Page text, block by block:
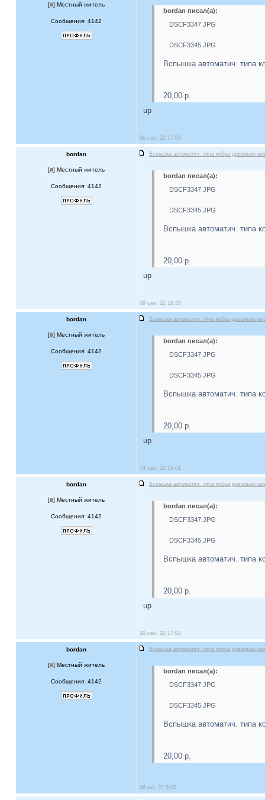
[ ] Местный житель
Сообщения: 4142
bordan писал(а):
DSCF3347.JPG
DSCF3345.JPG
Вспышка автоматич. типа
20,00 р.
up
06 сен, 22 17:09
bordan Вспышка автоматич. типа кобра довольно
[ ] Местный житель
Сообщения: 4142
bordan писал(а):
DSCF3347.JPG
DSCF3345.JPG
Вспышка автоматич. типа
20,00 р.
up
09 сен, 22 16:33
bordan Вспышка автоматич. типа кобра довольно
[ ] Местный житель
Сообщения: 4142
bordan писал(а):
DSCF3347.JPG
DSCF3345.JPG
Вспышка автоматич. типа
20,00 р.
up
14 сен, 22 16:01
bordan Вспышка автоматич. типа кобра довольно
[ ] Местный житель
Сообщения: 4142
bordan писал(а):
DSCF3347.JPG
DSCF3345.JPG
Вспышка автоматич. типа
20,00 р.
up
20 сен, 22 17:02
bordan Вспышка автоматич. типа кобра довольно
[ ] Местный житель
Сообщения: 4142
bordan писал(а):
DSCF3347.JPG
DSCF3345.JPG
Вспышка автоматич. типа
20,00 р.
06 окт, 22 9:00